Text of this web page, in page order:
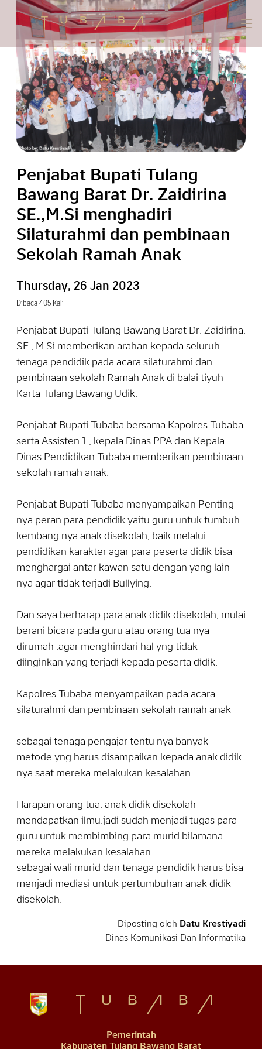
Penjabat Bupati Tulang
Bawang Barat Dr. Zaidirina
SE.,M.Si menghadiri
Silaturahmi dan pembinaan
Sekolah Ramah Anak
Thursday, 26 Jan 2023
Dibaca 405 Kali
Penjabat Bupati Tulang Bawang Barat Dr. Zaidirina,
SE., M.Si memberikan arahan kepada seluruh
tenaga pendidik pada acara silaturahmi dan
pembinaan sekolah Ramah Anak di balai tiyuh
Karta Tulang Bawang Udik.
Penjabat Bupati Tubaba bersama Kapolres Tubaba
serta Assisten 1 , kepala Dinas PPA dan Kepala
Dinas Pendidikan Tubaba memberikan pembinaan
sekolah ramah anak.
Penjabat Bupati Tubaba menyampaikan Penting
nya peran para pendidik yaitu guru untuk tumbuh
kembang nya anak disekolah, baik melalui
pendidikan karakter agar para peserta didik bisa
menghargai antar kawan satu dengan yang lain
nya agar tidak terjadi Bullying.
Dan saya berharap para anak didik disekolah, mulai
berani bicara pada guru atau orang tua nya
dirumah ,agar menghindari hal yng tidak
diinginkan yang terjadi kepada peserta didik.
Kapolres Tubaba menyampaikan pada acara
silaturahmi dan pembinaan sekolah ramah anak
sebagai tenaga pengajar tentu nya banyak
metode yng harus disampaikan kepada anak didik
nya saat mereka melakukan kesalahan
Harapan orang tua, anak didik disekolah
mendapatkan ilmu,jadi sudah menjadi tugas para
guru untuk membimbing para murid bilamana
mereka melakukan kesalahan.
sebagai wali murid dan tenaga pendidik harus bisa
menjadi mediasi untuk pertumbuhan anak didik
disekolah.
Diposting oleh Datu Krestiyadi
Dinas Komunikasi Dan Informatika
Pemerintah
Kabupaten Tulang Bawang Barat